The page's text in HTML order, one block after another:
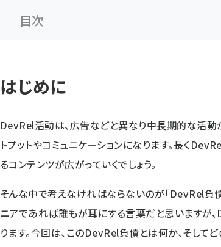
目次
はじめに
DevRel活動は、広告などと異なり中長期的な活動
トプットやコミュニケーションになります。長く
るコンテンツが広がっていくでしょう。
そんな中で考えなければならないのが「DevRel負債
ニアであれば誰もが耳にする言葉だと思いますが
ります。今回は、このDevRel負債とは何か、そして